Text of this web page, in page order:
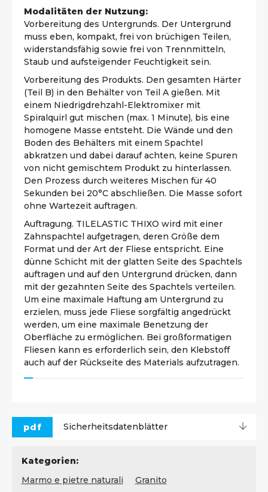
Modalitäten der Nutzung:
Vorbereitung des Untergrunds. Der Untergrund
muss eben, kompakt, frei von brüchigen Teilen,
widerstandsfähig sowie frei von Trennmitteln,
Staub und aufsteigender Feuchtigkeit sein.
Vorbereitung des Produkts. Den gesamten Härter
(Teil B) in den Behälter von Teil A gießen. Mit
einem Niedrigdrehzahl-Elektromixer mit
Spiralquirl gut mischen (max. 1 Minute), bis eine
homogene Masse entsteht. Die Wände und den
Boden des Behälters mit einem Spachtel
abkratzen und dabei darauf achten, keine Spuren
von nicht gemischtem Produkt zu hinterlassen.
Den Prozess durch weiteres Mischen für 40
Sekunden bei 20°C abschließen. Die Masse sofort
ohne Wartezeit auftragen.
Auftragung. TILELASTIC THIXO wird mit einer
Zahnspachtel aufgetragen, deren Größe dem
Format und der Art der Fliese entspricht. Eine
dünne Schicht mit der glatten Seite des Spachtels
auftragen und auf den Untergrund drücken, dann
mit der gezahnten Seite des Spachtels verteilen.
Um eine maximale Haftung am Untergrund zu
erzielen, muss jede Fliese sorgfältig angedrückt
werden, um eine maximale Benetzung der
Oberfläche zu ermöglichen. Bei großformatigen
Fliesen kann es erforderlich sein, den Klebstoff
auch auf der Rückseite des Materials aufzutragen.
pdf Sicherheitsdatenblätter
Kategorien:
Marmo e pietre naturali
Granito